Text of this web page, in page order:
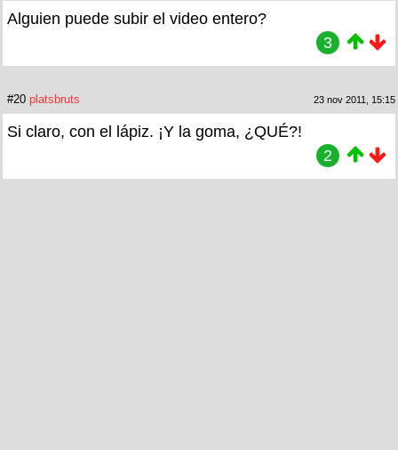
Alguien puede subir el video entero?
3
#20 platsbruts 23 nov 2011, 15:15
Si claro, con el lápiz. ¡Y la goma, ¿QUÉ?!
2